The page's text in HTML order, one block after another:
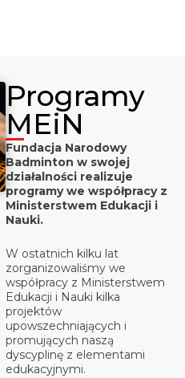
Programy
MEiN
Fundacja Narodowy
Badminton w swojej
działalności realizuje
programy we współpracy z
Ministerstwem Edukacji i
Nauki.
W ostatnich kilku lat
zorganizowaliśmy we
współpracy z Ministerstwem
Edukacji i Nauki kilka
projektów
upowszechniających i
promujących naszą
dyscyplinę z elementami
edukacyjnymi.